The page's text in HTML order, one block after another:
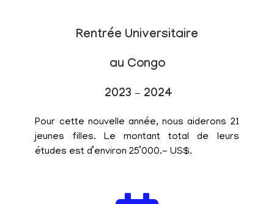
Rentrée Universitaire
au Congo
2023 – 2024
Pour cette nouvelle année, nous aiderons 21
jeunes filles. Le montant total de leurs
études est d’environ 25’000.- US$.